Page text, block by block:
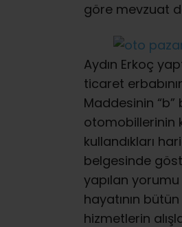
göre mevzuat
Aydın Erkoç
ticaret
Maddesinin
otomobillerinin
kullandıkları
belgesinde
yapılan
hayatının
hizmetlerin